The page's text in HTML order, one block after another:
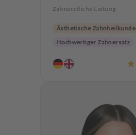
Zahnärztliche Leitung
Ästhetische Zahnheilkunde
Hochwertiger Zahnersatz